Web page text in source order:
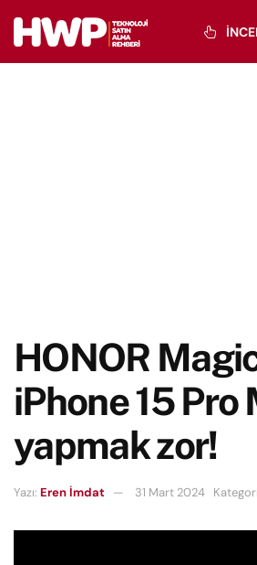
HONOR
iPhone 15 Pro
yapmak zor!
Yazı: Eren İmdat 31 Mart 2024